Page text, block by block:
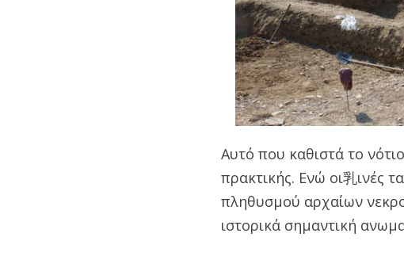
Αυτό που καθιστά το
πρακτικής. Ενώ οι乳ινές
πληθυσμού αρχαίων
ιστορικά σημαντική